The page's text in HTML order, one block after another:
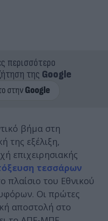
περισσότερο
της Google
βήμα στη
της εξέλιξη,
επιχειρησιακής
τεσσάρων
πλαίσιο του Εθνικού
Οι πρώτες
αποστολή στο